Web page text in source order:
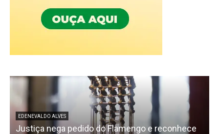
EDENEVALDO ALVES
Justiça nega pedido do Flamengo e reconhece